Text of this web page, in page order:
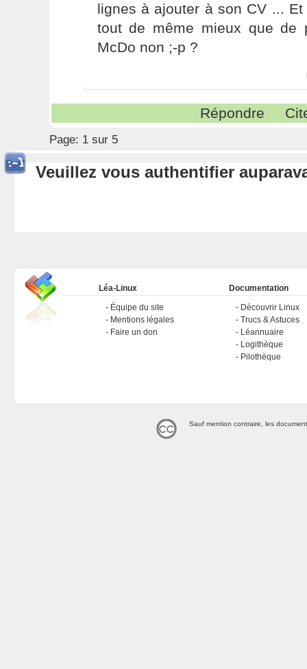
lignes à ajouter à son CV ...
tout de même mieux que de
McDo non ;-p ?
Répondre
Page: 1 sur 5
Veuillez vous authentifier
Léa-Linux
Équipe du site
Mentions légales
Faire un don
Documentation
Découvrir Linux
Trucs & Astuces
Léannuaire
Logithèque
Pilothèque
Sauf mention contraire, les